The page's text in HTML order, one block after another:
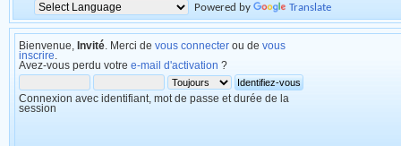
Powered by Translate
Bienvenue, Invité . Merci de vous connecter ou de vous
inscrire
Avez-vous perdu votre e-mail d'activation ?
Connexion avec identifiant, mot de passe et durée de la
session